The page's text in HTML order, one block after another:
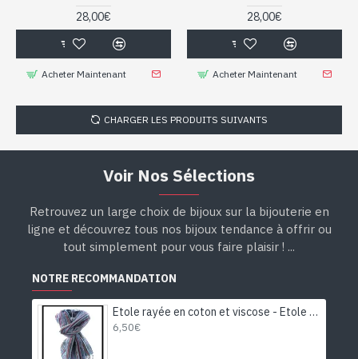
28,00€
Acheter Maintenant
28,00€
Acheter Maintenant
CHARGER LES PRODUITS SUIVANTS
Voir Nos Sélections
Retrouvez un large choix de bijoux sur la bijouterie en
ligne et découvrez tous nos bijoux tendance à offrir ou
tout simplement pour vous faire plaisir ! ...
NOTRE RECOMMANDATION
Etole rayée en coton et viscose - Etole indienne
6,50€